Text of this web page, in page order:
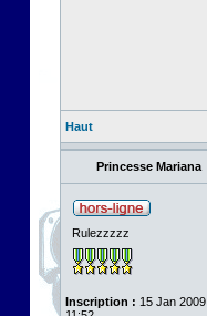
Haut
Princesse Mariana
Rulezzzzz
Inscription : 15 Jan 2009,